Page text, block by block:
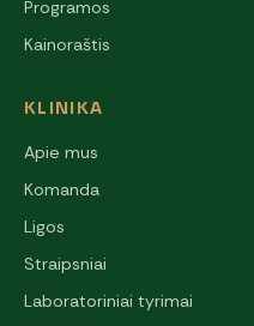
Programos
Kainoraštis
KLINIKA
Apie mus
Komanda
Ligos
Straipsniai
Laboratoriniai tyrimai